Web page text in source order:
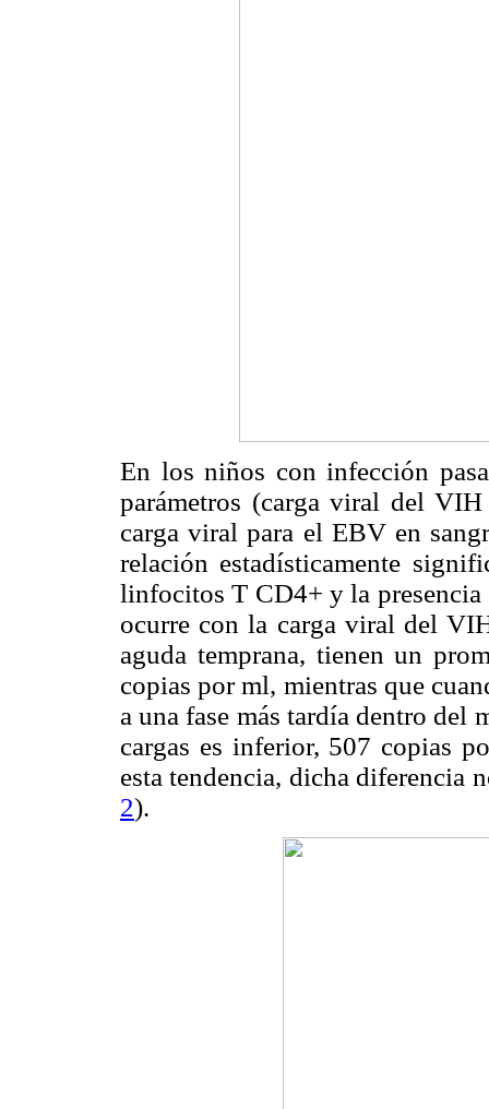
En los niños con infección
parámetros (carga viral del
carga viral para el EBV en
relación estadísticamente
linfocitos T CD4+ y la
ocurre con la carga viral del
aguda temprana, tienen un
copias por ml, mientras que
a una fase más tardía dentro del
cargas es inferior, 507 copias
esta tendencia, dicha diferencia
2).